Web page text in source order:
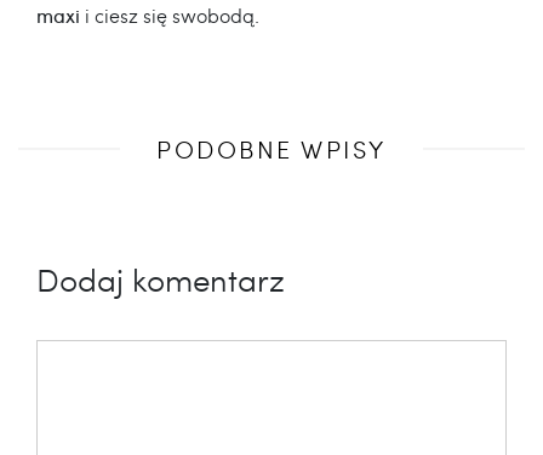
maxi i ciesz się swobodą.
PODOBNE WPISY
Dodaj komentarz